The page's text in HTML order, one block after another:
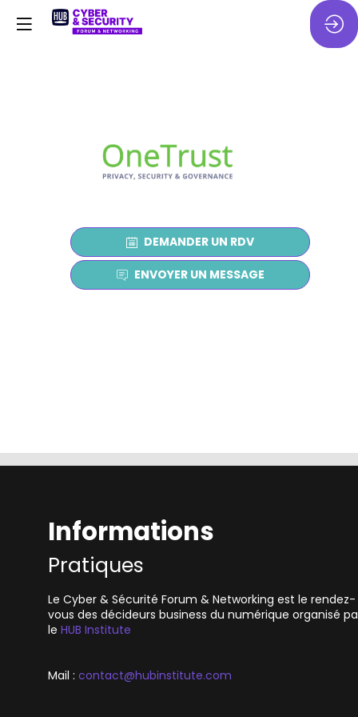
DEMANDER UN RDV
ENVOYER UN MESSAGE
Informations
Pratiques
Le Cyber & Sécurité Forum & Networking est le rendez-
vous des décideurs business du numérique organisé
le HUB Institute
Mail : contact@hubinstitute.com